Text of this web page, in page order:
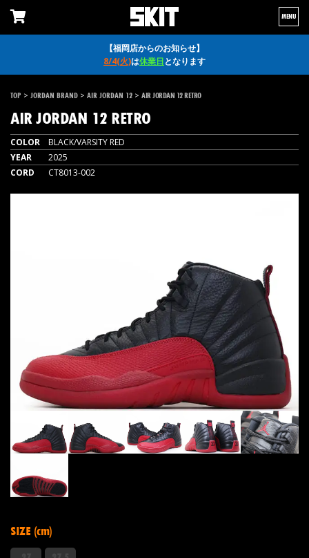
【福岡店からのお知らせ】
8/4(火)は休業日となります
MENU
TOP > JORDAN BRAND > AIR JORDAN 12 > AIR JORDAN 12 RETRO
AIR JORDAN 12 RETRO
COLOR
BLACK/VARSITY RED
YEAR
2025
CORD
CT8013-002
SIZE (cm)